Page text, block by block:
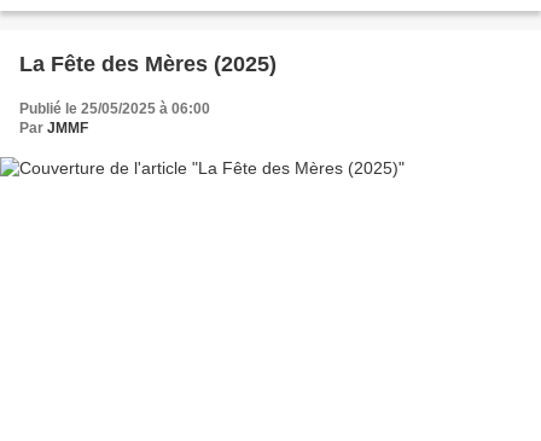
La Fête des Mères (2025)
Publié le 25/05/2025 à 06:00
Par JMMF